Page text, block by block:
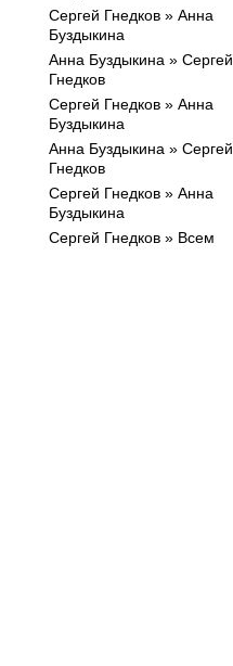
Сергей Гнедков » Анна
Буздыкина
Анна Буздыкина » Сергей
Гнедков
Сергей Гнедков » Анна
Буздыкина
Анна Буздыкина » Сергей
Гнедков
Сергей Гнедков » Анна
Буздыкина
Сергей Гнедков » Всем